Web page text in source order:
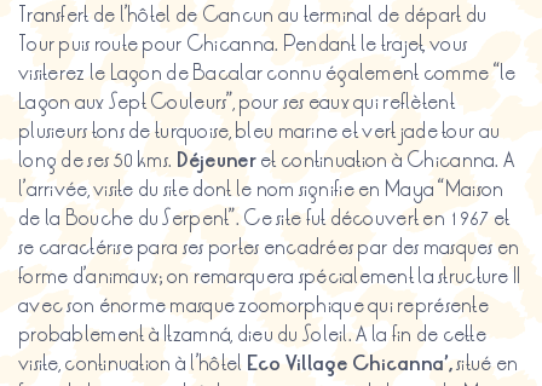
Transfert de l’hôtel de Cancun au terminal de départ du
Tour puis route pour Chicanna. Pendant le trajet, vous
visiterez le Lagon de Bacalar connu également comme “le
Lagon aux Sept Couleurs”, pour ses eaux qui reflètent
plusieurs tons de turquoise, bleu marine et vert jade tour au
long de ses 50 kms. Déjeuneret continuation à Chicanna. A
l’arrivée, visite du site dont le nom signifie en Maya “Maison
de la Bouche du Serpent”. Ce site fut découvert en 1967 et
se caractérise para ses portes encadrées par des masques en
forme d’animaux; on remarquera spécialement la structure II
avec son énorme masque zoomorphique qui représente
probablement à Itzamná, dieu du Soleil. A la fin de cette
visite, continuation à l’hôtel Eco Village Chicanna’,situé en